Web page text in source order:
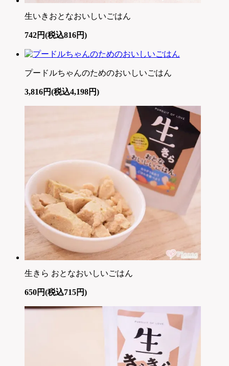
生いきおとなおいしいごはん
742円(税込816円)
プードルちゃんのためのおいしいごはん
3,816円(税込4,198円)
生きら おとなおいしいごはん
650円(税込715円)